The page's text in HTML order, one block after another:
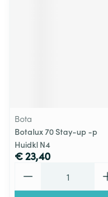
Bota
Botalux 70 Stay-up -p
Huidkl N4
€ 23,40